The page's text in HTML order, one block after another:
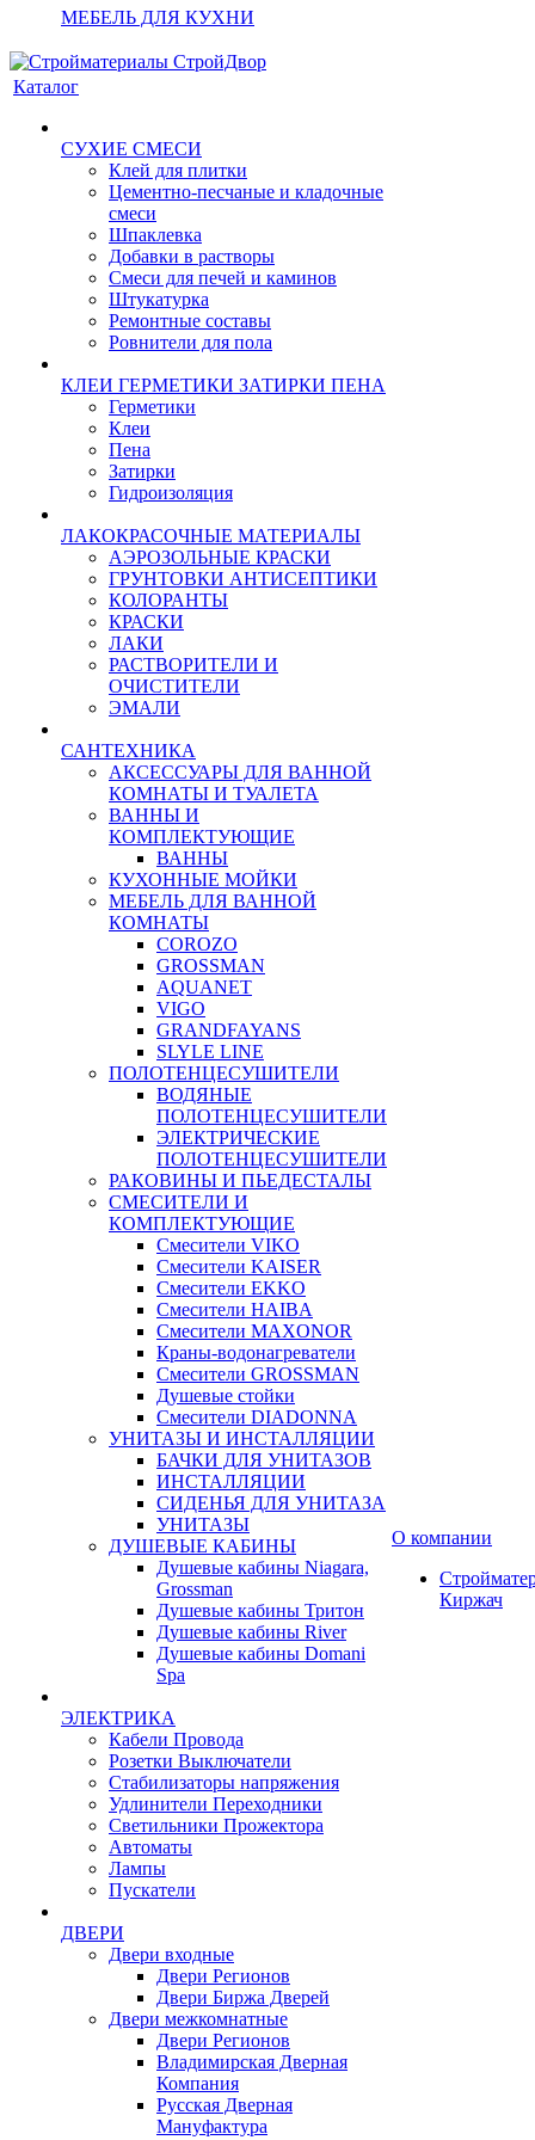
МЕБЕЛЬ ДЛЯ КУХНИ
Каталог
СУХИЕ СМЕСИ
Клей для плитки
Цементно-песчаные и кладочные
смеси
Шпаклевка
Добавки в растворы
Смеси для печей и каминов
Штукатурка
Ремонтные составы
Ровнители для пола
КЛЕИ ГЕРМЕТИКИ ЗАТИРКИ ПЕНА
Герметики
Клеи
Пена
Затирки
Гидроизоляция
ЛАКОКРАСОЧНЫЕ МАТЕРИАЛЫ
АЭРОЗОЛЬНЫЕ КРАСКИ
ГРУНТОВКИ АНТИСЕПТИКИ
КОЛОРАНТЫ
КРАСКИ
ЛАКИ
РАСТВОРИТЕЛИ И
ОЧИСТИТЕЛИ
ЭМАЛИ
САНТЕХНИКА
АКСЕССУАРЫ ДЛЯ ВАННОЙ
КОМНАТЫ И ТУАЛЕТА
ВАННЫ И
КОМПЛЕКТУЮЩИЕ
ВАННЫ
КУХОННЫЕ МОЙКИ
МЕБЕЛЬ ДЛЯ ВАННОЙ
КОМНАТЫ
COROZO
GROSSMAN
AQUANET
VIGO
GRANDFAYANS
SLYLE LINE
ПОЛОТЕНЦЕСУШИТЕЛИ
ВОДЯНЫЕ
ПОЛОТЕНЦЕСУШИТЕЛИ
ЭЛЕКТРИЧЕСКИЕ
ПОЛОТЕНЦЕСУШИТЕЛИ
РАКОВИНЫ И ПЬЕДЕСТАЛЫ
СМЕСИТЕЛИ И
КОМПЛЕКТУЮЩИЕ
Смесители VIKO
Смесители KAISER
Смесители EKKO
Смесители HAIBA
Смесители MAXONOR
Краны-водонагреватели
Смесители GROSSMAN
Душевые стойки
Смесители DIADONNA
УНИТАЗЫ И ИНСТАЛЛЯЦИИ
БАЧКИ ДЛЯ УНИТАЗОВ
ИНСТАЛЛЯЦИИ
СИДЕНЬЯ ДЛЯ УНИТАЗА
УНИТАЗЫ
ДУШЕВЫЕ КАБИНЫ
Душевые кабины Niagara,
Grossman
Душевые кабины Тритон
Душевые кабины River
Душевые кабины Domani
Spa
ЭЛЕКТРИКА
Кабели Провода
Розетки Выключатели
Стабилизаторы напряжения
Удлинители Переходники
Светильники Прожектора
Автоматы
Лампы
Пускатели
ДВЕРИ
Двери входные
Двери Регионов
Двери Биржа Дверей
Двери межкомнатные
Двери Регионов
Владимирская Дверная
Компания
Русская Дверная
Мануфактура
О компании
Киржач